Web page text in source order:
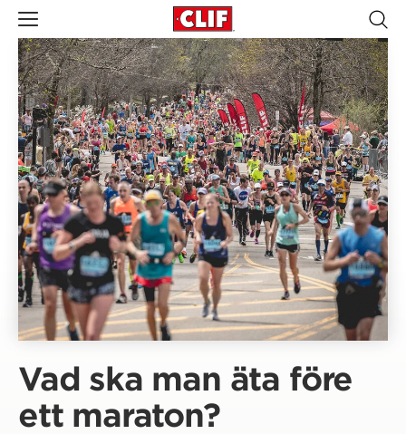
Vad ska man äta före
ett maraton?